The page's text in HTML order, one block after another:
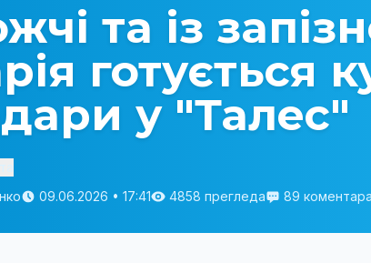
та із
готується
у "Талес"
09.06.2026 • 17:41 4858 прегледа 89 коментара